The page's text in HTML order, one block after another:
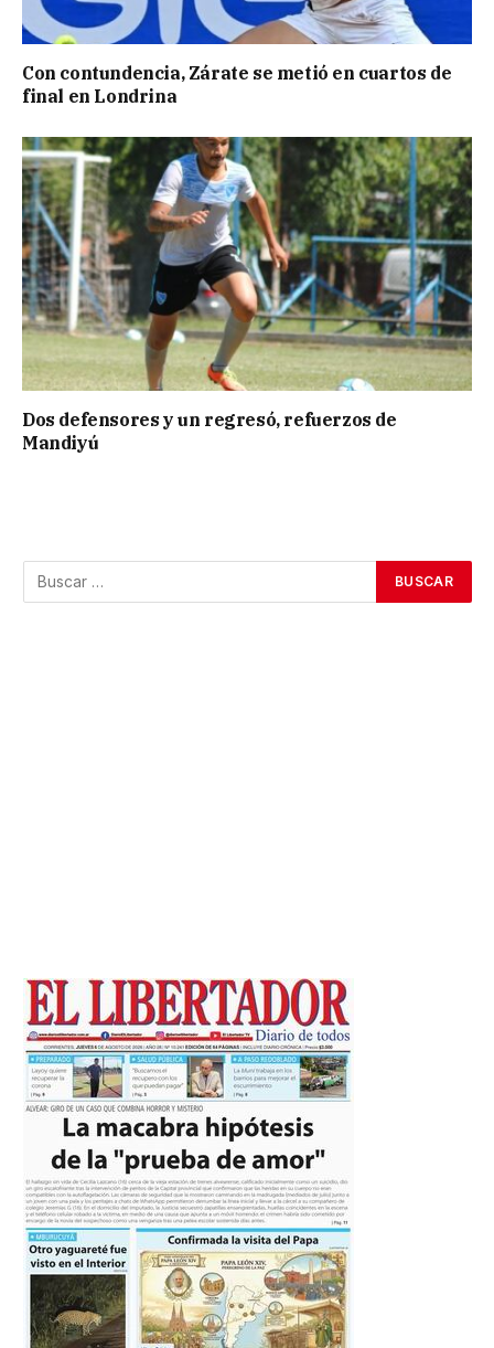
Con contundencia, Zárate se metió en cuartos de
final en Londrina
Dos defensores y un regresó, refuerzos de
Mandiyú